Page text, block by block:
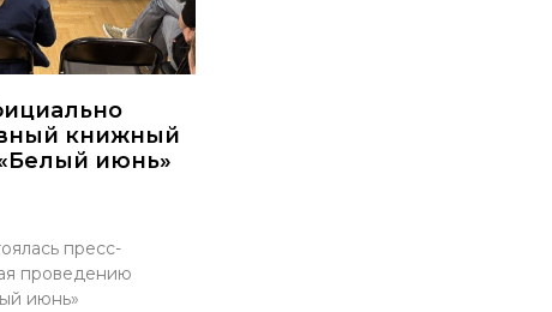
книжный
июнь»
пресс-
проведению
июнь»